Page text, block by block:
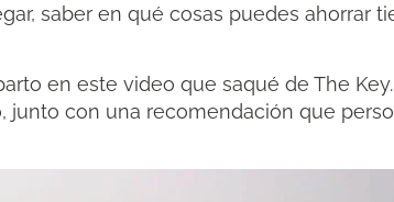
saber en qué cosas puedes ahorrar
en este video que saqué de The
junto con una recomendación que